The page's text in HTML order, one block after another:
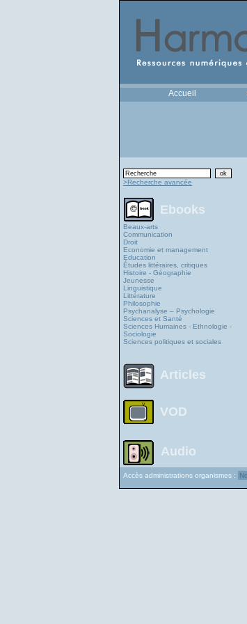
Accueil
>Recherche avancée
Ebooks
Beaux-arts
Communication
Droit
Economie et management
Education
Études littéraires, critiques
Histoire - Géographie
Jeunesse
Linguistique
Littérature
Philosophie
Psychanalyse – Psychologie
Sciences et Santé
Sciences Humaines - Ethnologie -
Sociologie
Sciences politiques et sociales
Articles
VOD
Audio
Accès administrations organismes :